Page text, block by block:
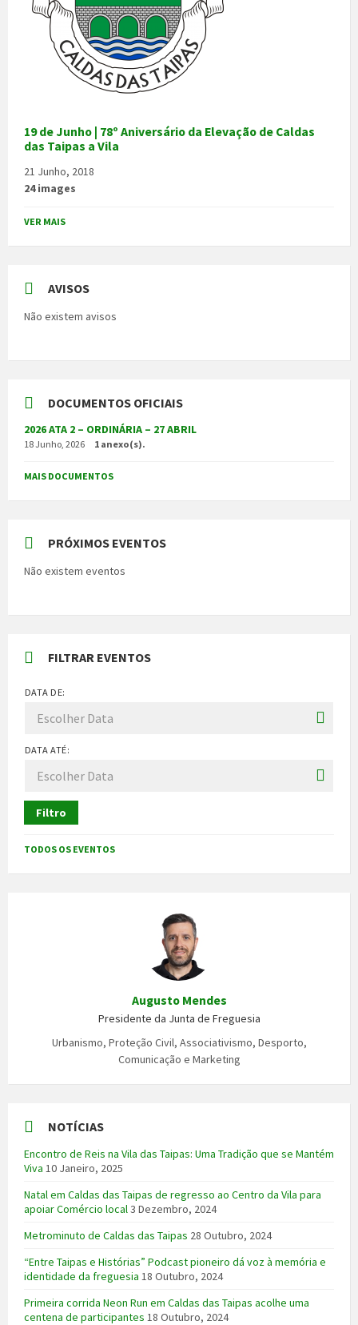
19 de Junho | 78º Aniversário da Elevação de Caldas
das Taipas a Vila
21 Junho, 2018
24 images
VER MAIS
AVISOS
Não existem avisos
DOCUMENTOS OFICIAIS
2026 ATA 2 – ORDINÁRIA – 27 ABRIL
18 Junho, 2026 1 anexo(s).
MAIS DOCUMENTOS
PRÓXIMOS EVENTOS
Não existem eventos
FILTRAR EVENTOS
DATA DE:
DATA ATÉ:
Filtro
TODOS OS EVENTOS
Augusto Mendes
Presidente da Junta de Freguesia
Urbanismo, Proteção Civil, Associativismo, Desporto,
Comunicação e Marketing
NOTÍCIAS
Encontro de Reis na Vila das Taipas: Uma Tradição que se Mantém
Viva 10 Janeiro, 2025
Natal em Caldas das Taipas de regresso ao Centro da Vila para
apoiar Comércio local3 Dezembro, 2024
Metrominuto de Caldas das Taipas 28 Outubro, 2024
“Entre Taipas e Histórias” Podcast pioneiro dá voz à memória e
identidade da freguesia 18 Outubro, 2024
Primeira corrida Neon Run em Caldas das Taipas acolhe uma
centena de participantes 18 Outubro, 2024